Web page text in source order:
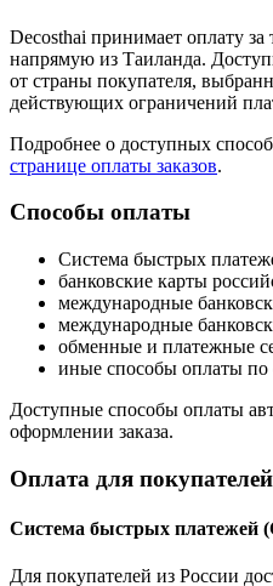
Decosthai принимает оплату
напрямую из Таиланда.
от страны покупателя,
действующих ограничений
Подробнее о доступных
странице оплаты заказов.
Способы оплаты
Система быстрых
банковские карты
международные
международные
обменные и платежные
иные способы оплаты по
Доступные способы оплаты
оформлении заказа.
Оплата для
Система быстрых платежей
Для покупателей из России